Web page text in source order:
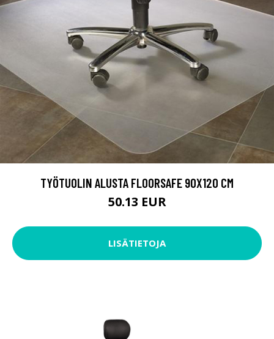
TYÖTUOLIN ALUSTA FLOORSAFE 90X120 CM
50.13 EUR
LISÄTIETOJA